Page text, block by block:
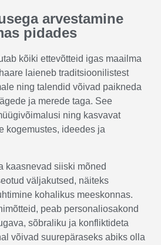
arvestamine
pidades
kõiki ettevõtteid igas maailma
laieneb traditsioonilistest
ning talendid võivad paikneda
ja merede taga. See
ning kasvavat
kogemustes, ideedes ja
kaasnevad siiski mõned
väljakutsed, näiteks
kohalikus meeskonnas.
peab personaliosakond
sõbraliku ja konfliktideta
võivad suurepäraseks abiks olla